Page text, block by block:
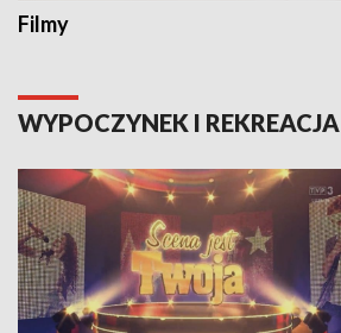
Filmy
WYPOCZYNEK I REKREACJA